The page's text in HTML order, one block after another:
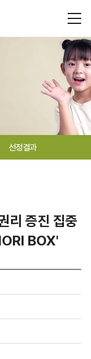
선정결과
리 증진 집중
BOX'